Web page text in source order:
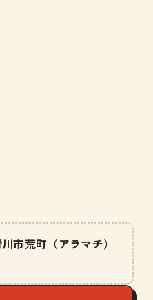
市荒町（アラマチ）